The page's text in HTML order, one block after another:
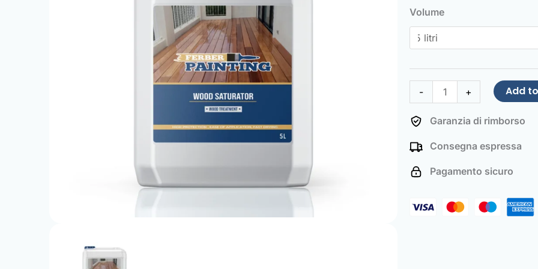
Volume
-
Saturator
+ Add
Garanzia di rimborso
Consegna espressa
Pagamento sicuro